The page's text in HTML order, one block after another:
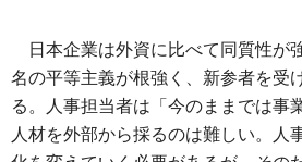
日本企業は外資に比べて同質性が
名の平等主義が根強く、新参者を受
る。人事担当者は「今のままでは事
人材を外部から採るのは難しい。人